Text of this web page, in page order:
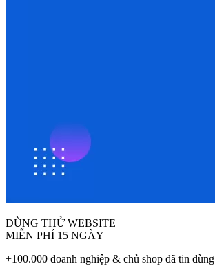
DÙNG THỬ WEBSITE
MIỄN PHÍ 15 NGÀY
+100.000 doanh nghiệp & chủ shop đã tin dùng